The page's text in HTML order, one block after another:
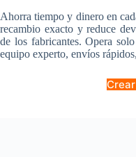
Ahorra tiempo y dinero en
recambio exacto y reduce
de los fabricantes. Opera
equipo experto, envíos